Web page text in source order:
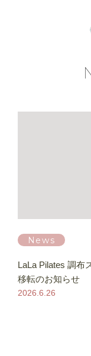
News
LaLa Pilates 調布
移転のお知らせ
2026.6.26